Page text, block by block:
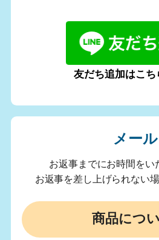
友だち追加はこち
メール
お返事までにお時間をい
お返事を差し上げられない
商品につ